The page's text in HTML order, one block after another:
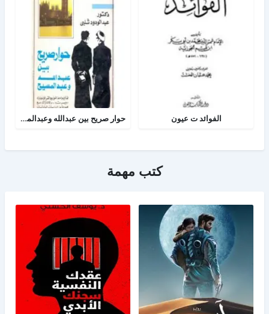
الفوائد ت عيون حوار صريح بين عبدالله وعبدالمسيح
كتب مهمة